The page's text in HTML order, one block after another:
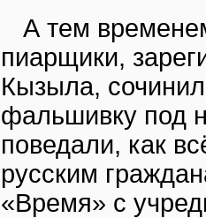
А тем
пиарщики,
Кызыла,
фальшивку под
поведали, как
русским
«Время» с